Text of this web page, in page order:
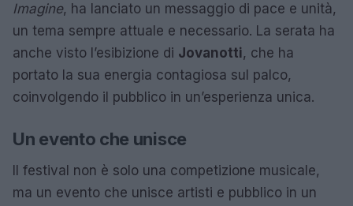
Imagine, ha lanciato un messaggio di pace e unità,
un tema sempre attuale e necessario. La serata ha
anche visto l’esibizione di Jovanotti, che ha
portato la sua energia contagiosa sul palco,
coinvolgendo il pubblico in un’esperienza unica.
Un evento che unisce
Il festival non è solo una competizione musicale,
ma un evento che unisce artisti e pubblico in un